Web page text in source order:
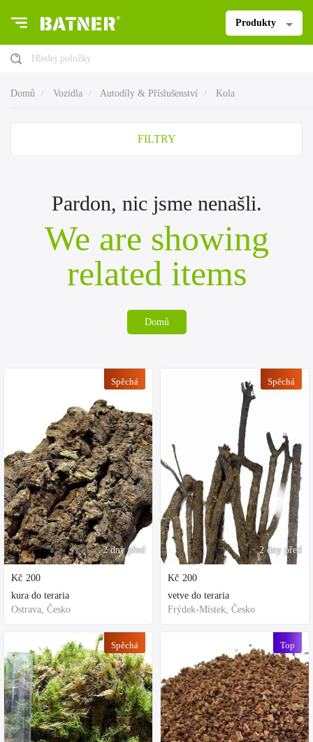
Produkty
Hledej položky
Domů Vozidla Autodíly & Příslušenství Kola
FILTRY
Pardon, nic jsme nenašli.
We are showing
related items
Domů
2 dny před
Spěchá
Kč 200
kura do teraria
Ostrava, Česko
Spěchá
2 dny před
Spěchá
Kč 200
vetve do teraria
Frýdek-Místek, Česko
Top